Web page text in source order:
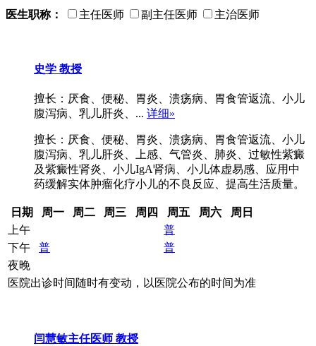
医生职称： 主任医师 副主任医师 主治医师
史学 教授
擅长：厌食、便秘、胃炎、溃疡病、胃食管返流、小儿
腹泻病、乳儿肝炎、... 详细»
擅长：厌食、便秘、胃炎、溃疡病、胃食管返流、小儿
腹泻病、乳儿肝炎、上感、气管炎、肺炎、过敏性紫癜
及紫癜性肾炎、小儿IgA肾病、小儿体虚易感、应用中
药缓解实体肿瘤化疗小儿的不良反应、提高生活质量。
日期 周一 周二 周三 周四 周五 周六
周日
上午
普
下午
普
普
夜晚
医院出诊时间随时有变动，以医院公布的时间为准
闫慧敏主任医师 教授